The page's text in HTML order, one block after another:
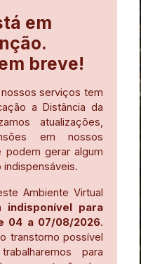
em
breve!
serviços tem
a Distância da
atualizações,
em nossos
podem gerar algum
Ambiente Virtual
indisponível para
04 a 07/08/2026.
transtorno possível
para